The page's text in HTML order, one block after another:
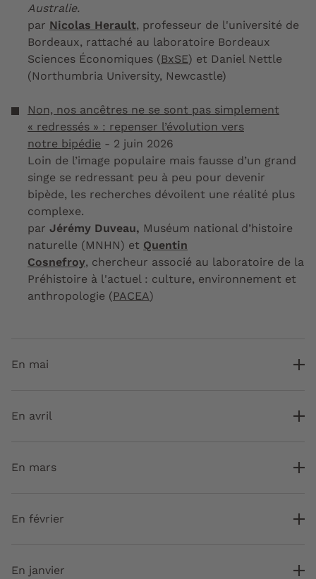
Australie.
par Nicolas Herault, professeur de l'université de
Bordeaux, rattaché au laboratoire Bordeaux
Sciences Économiques (BxSE) et Daniel Nettle
(Northumbria University, Newcastle)
Non, nos ancêtres ne se sont pas simplement
« redressés » : repenser l’évolution vers
notre bipédie - 2 juin 2026
Loin de l’image populaire mais fausse d’un grand
singe se redressant peu à peu pour devenir
bipède, les recherches dévoilent une réalité plus
complexe.
par Jérémy Duveau, Muséum national d’histoire
naturelle (MNHN) et Quentin
Cosnefroy, chercheur associé au laboratoire de la
Préhistoire à l'actuel : culture, environnement et
anthropologie (PACEA)
En mai
En avril
En mars
En février
En janvier